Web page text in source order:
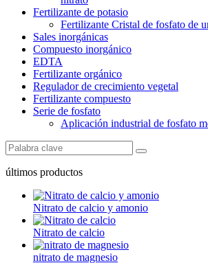
Fertilizante de potasio
Fertilizante Cristal de fosfato de
Sales inorgánicas
Compuesto inorgánico
EDTA
Fertilizante orgánico
Regulador de crecimiento vegetal
Fertilizante compuesto
Serie de fosfato
Aplicación industrial de fosfato
últimos productos
Nitrato de calcio y amonio
Nitrato de calcio
nitrato de magnesio